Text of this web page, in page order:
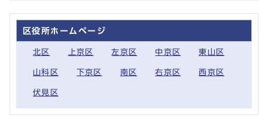
区役所ホームページ
北区 上京区 左京区 中京区 東山区
山科区 下京区 南区 右京区 西京区
伏見区